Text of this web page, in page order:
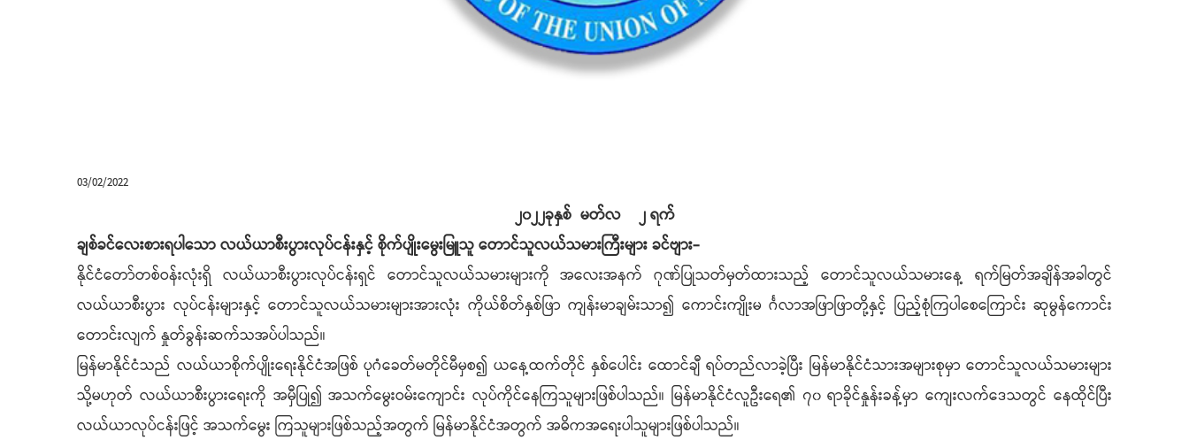
03/02/2022
၂၀၂၂ခုနှစ် မတ်လ ၂ ရက်
ချစ်ခင်လေးစားရပါသော လယ်ယာစီးပွားလုပ်ငန်းနှင့် စိုက်ပျိုးမွေးမြူသူ တောင်သူလယ်သမားကြီးများ ခင်ဗျား-
နိုင်ငံတော်တစ်ဝန်းလုံးရှိ လယ်ယာစီးပွားလုပ်ငန်းရှင် တောင်သူလယ်သမားများကို အလေးအနက် ဂုဏ်ပြုသတ်မှတ်ထားသည့် တောင်သူလယ်သမားနေ့ ရက်မြတ်အချိန်အခါတွင်
လယ်ယာစီးပွား လုပ်ငန်းများနှင့် တောင်သူလယ်သမားများအားလုံး ကိုယ်စိတ်နှစ်ဖြာ ကျန်းမာချမ်းသာ၍ ကောင်းကျိုးမ င်္ဂလာအဖြာဖြာတို့နှင့် ပြည့်စုံကြပါစေကြောင်း ဆုမွန်ကောင်း
တောင်းလျက် နှုတ်ခွန်းဆက်သအပ်ပါသည်။
မြန်မာနိုင်ငံသည် လယ်ယာစိုက်ပျိုးရေးနိုင်ငံအဖြစ် ပုဂံခေတ်မတိုင်မီမှစ၍ ယနေ့ထက်တိုင် နှစ်ပေါင်း ထောင်ချီ ရပ်တည်လာခဲ့ပြီး မြန်မာနိုင်ငံသားအများစုမှာ တောင်သူလယ်သမားများ
သို့မဟုတ် လယ်ယာစီးပွားရေးကို အမှီပြု၍ အသက်မွေးဝမ်းကျောင်း လုပ်ကိုင်နေကြသူများဖြစ်ပါသည်။ မြန်မာနိုင်ငံလူဦးရေ၏ ၇၀ ရာခိုင်နှုန်းခန့်မှာ ကျေးလက်ဒေသတွင် နေထိုင်ပြီး
လယ်ယာလုပ်ငန်းဖြင့် အသက်မွေး ကြသူများဖြစ်သည့်အတွက် မြန်မာနိုင်ငံအတွက် အဓိကအရေးပါသူများဖြစ်ပါသည်။